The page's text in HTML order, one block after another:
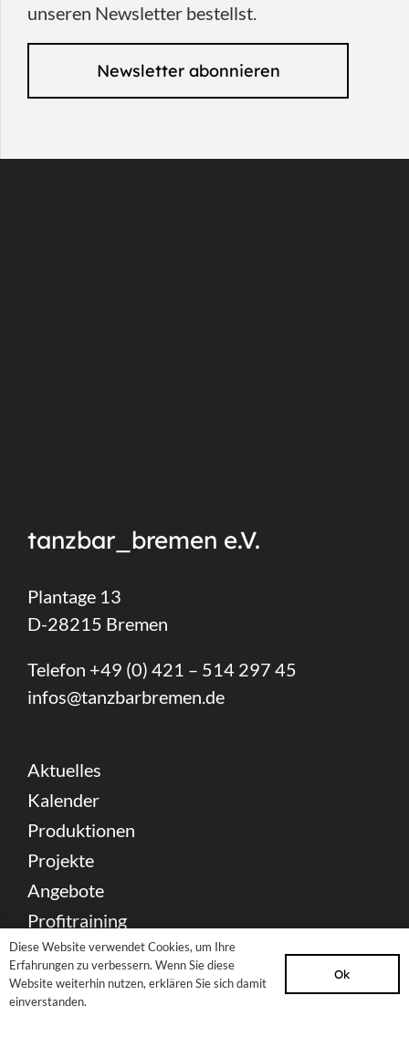
unseren Newsletter bestellst.
Newsletter abonnieren
tanzbar_bremen e.V.
Plantage 13
D-28215 Bremen
Telefon +49 (0) 421 – 514 297 45
infos@tanzbarbremen.de
Aktuelles
Kalender
Produktionen
Projekte
Angebote
Profitraining
Über uns
Kontakt
Diese Website verwendet Cookies, um Ihre
Erfahrungen zu verbessern. Wenn Sie diese
Website weiterhin nutzen, erklären Sie sich damit
einverstanden.
Ok